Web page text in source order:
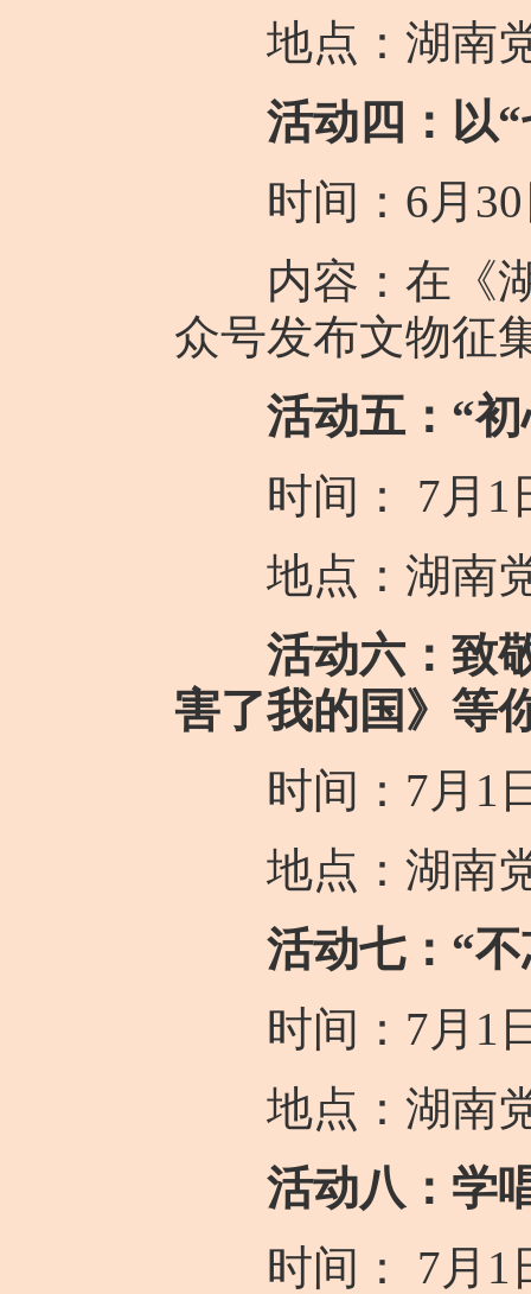
地点：湖南党
活动四：以
时间：6月30
内容：在《湖
众号发布文物征
活动五：“初
时间： 7月1
地点：湖南党
活动六：致
害了我的国》等
时间：7月1日
地点：湖南党
活动七：“
时间：7月1日
地点：湖南党
活动八：学
时间： 7月1